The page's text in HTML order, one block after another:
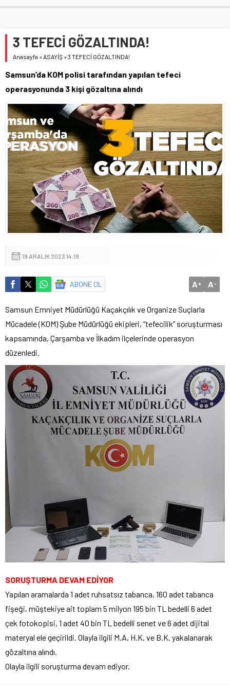
3 TEFECİ GÖZALTINDA!
Anasayfa »ASAYİŞ »3 TEFECİ GÖZALTINDA!
Samsun’da KOM polisi tarafından yapılan tefeci
operasyonunda 3 kişi gözaltına alındı
19 ARALIK 2023 14:19
ABONE OL A+ A-
Samsun Emniyet Müdürlüğü Kaçakçılık ve Organize Suçlarla
Mücadele (KOM) Şube Müdürlüğü ekipleri, “tefecilik” soruşturması
kapsamında, Çarşamba ve İlkadım ilçelerinde operasyon
düzenledi.
SORUŞTURMA DEVAM EDİYOR
Yapılan aramalarda 1 adet ruhsatsız tabanca, 160 adet tabanca
fişeği, müştekiye ait toplam 5 milyon 195 bin TL bedelli 6 adet
çek fotokopisi, 1 adet 40 bin TL bedelli senet ve 6 adet dijital
materyal ele geçirildi. Olayla ilgili M.A, H.K. ve B.K. yakalanarak
gözaltına alındı.
Olayla ilgili soruşturma devam ediyor.